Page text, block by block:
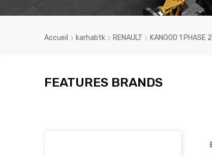
Accueil karhabtk RENAULT KANGOO 1 PHASE 2
FEATURES BRANDS